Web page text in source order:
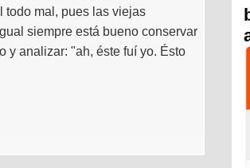
todo mal, pues las viejas
siempre está bueno conservar
y analizar: "ah, éste fuí yo. Ésto